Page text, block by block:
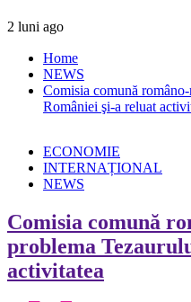
2 luni ago
Home
NEWS
Comisia comună
României şi-a reluat
ECONOMIE
INTERNAȚIONAL
NEWS
Comisia comună
problema
activitatea